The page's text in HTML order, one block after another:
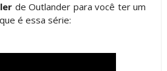
de Outlander para você ter um
é essa série: